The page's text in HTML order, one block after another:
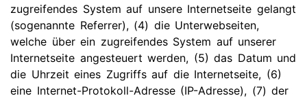
zugreifendes System auf unsere Internetseite gelangt
(sogenannte Referrer), (4) die Unterwebseiten,
welche über ein zugreifendes System auf unserer
Internetseite angesteuert werden, (5) das Datum und
die Uhrzeit eines Zugriffs auf die Internetseite, (6)
eine Internet-Protokoll-Adresse (IP-Adresse), (7) der